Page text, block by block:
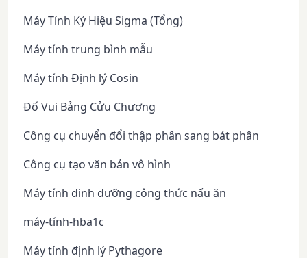
Máy Tính Ký Hiệu Sigma (Tổng)
Máy tính trung bình mẫu
Máy tính Định lý Cosin
Đố Vui Bảng Cửu Chương
Công cụ chuyển đổi thập phân sang bát phân
Công cụ tạo văn bản vô hình
Máy tính dinh dưỡng công thức nấu ăn
máy-tính-hba1c
Máy tính định lý Pythagore